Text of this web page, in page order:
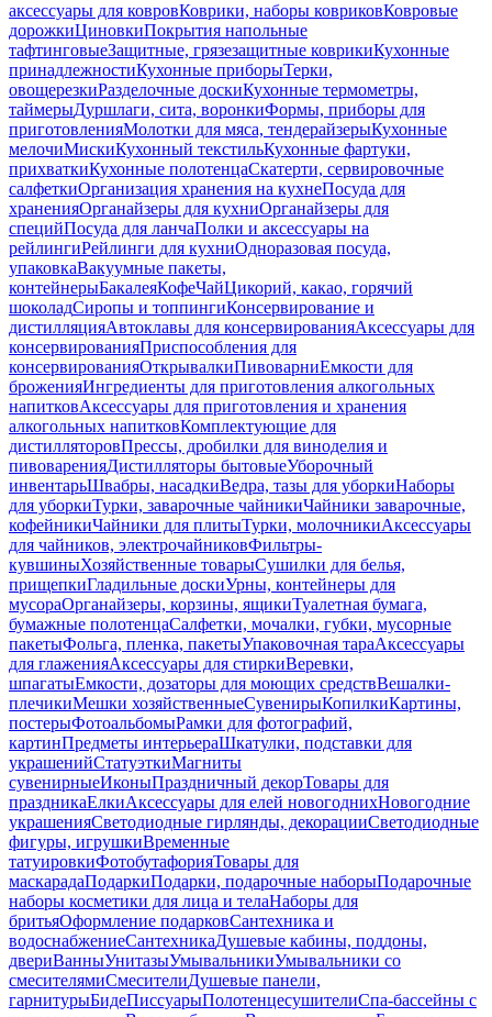
аксессуары для ковровКоврики, наборы ковриковКовровые
дорожкиЦиновкиПокрытия напольные
тафтинговыеЗащитные, грязезащитные коврикиКухонные
принадлежностиКухонные приборыТерки,
овощерезкиРазделочные доскиКухонные термометры,
таймерыДуршлаги, сита, воронкиФормы, приборы для
приготовленияМолотки для мяса, тендерайзерыКухонные
мелочиМискиКухонный текстильКухонные фартуки,
прихваткиКухонные полотенцаСкатерти, сервировочные
салфеткиОрганизация хранения на кухнеПосуда для
храненияОрганайзеры для кухниОрганайзеры для
специйПосуда для ланчаПолки и аксессуары на
рейлингиРейлинги для кухниОдноразовая посуда,
упаковкаВакуумные пакеты,
контейнерыБакалеяКофеЧайЦикорий, какао, горячий
шоколадСиропы и топпингиКонсервирование и
дистилляцияАвтоклавы для консервированияАксессуары для
консервированияПриспособления для
консервированияОткрывалкиПивоварниЕмкости для
броженияИнгредиенты для приготовления алкогольных
напитковАксессуары для приготовления и хранения
алкогольных напитковКомплектующие для
дистилляторовПрессы, дробилки для виноделия и
пивоваренияДистилляторы бытовыеУборочный
инвентарьШвабры, насадкиВедра, тазы для уборкиНаборы
для уборкиТурки, заварочные чайникиЧайники заварочные,
кофейникиЧайники для плитыТурки, молочникиАксессуары
для чайников, электрочайниковФильтры-
кувшиныХозяйственные товарыСушилки для белья,
прищепкиГладильные доскиУрны, контейнеры для
мусораОрганайзеры, корзины, ящикиТуалетная бумага,
бумажные полотенцаСалфетки, мочалки, губки, мусорные
пакетыФольга, пленка, пакетыУпаковочная тараАксессуары
для глаженияАксессуары для стиркиВеревки,
шпагатыЕмкости, дозаторы для моющих средствВешалки-
плечикиМешки хозяйственныеСувенирыКопилкиКартины,
постерыФотоальбомыРамки для фотографий,
картинПредметы интерьераШкатулки, подставки для
украшенийСтатуэткиМагниты
сувенирныеИконыПраздничный декорТовары для
праздникаЕлкиАксессуары для елей новогоднихНовогодние
украшенияСветодиодные гирлянды, декорацииСветодиодные
фигуры, игрушкиВременные
татуировкиФотобутафорияТовары для
маскарадаПодаркиПодарки, подарочные наборыПодарочные
наборы косметики для лица и телаНаборы для
бритьяОформление подарковСантехника и
водоснабжениеСантехникаДушевые кабины, поддоны,
двериВанныУнитазыУмывальникиУмывальники со
смесителямиСмесителиДушевые панели,
гарнитурыБидеПиссуарыПолотенцесушителиСпа-бассейны с